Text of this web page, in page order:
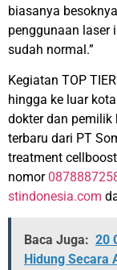
biasanya
penggunaan laser
sudah normal.”
Kegiatan TOP
hingga ke luar
dokter dan pemilik
terbaru dari PT
treatment
nomor
stindonesia.com
Baca Juga: 20
Hidung Secara